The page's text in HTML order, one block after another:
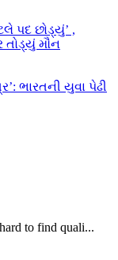
પદ છોડ્યું’ ,
તોડ્યું મૌન
ભારતની યુવા પેઢી
to find quali...